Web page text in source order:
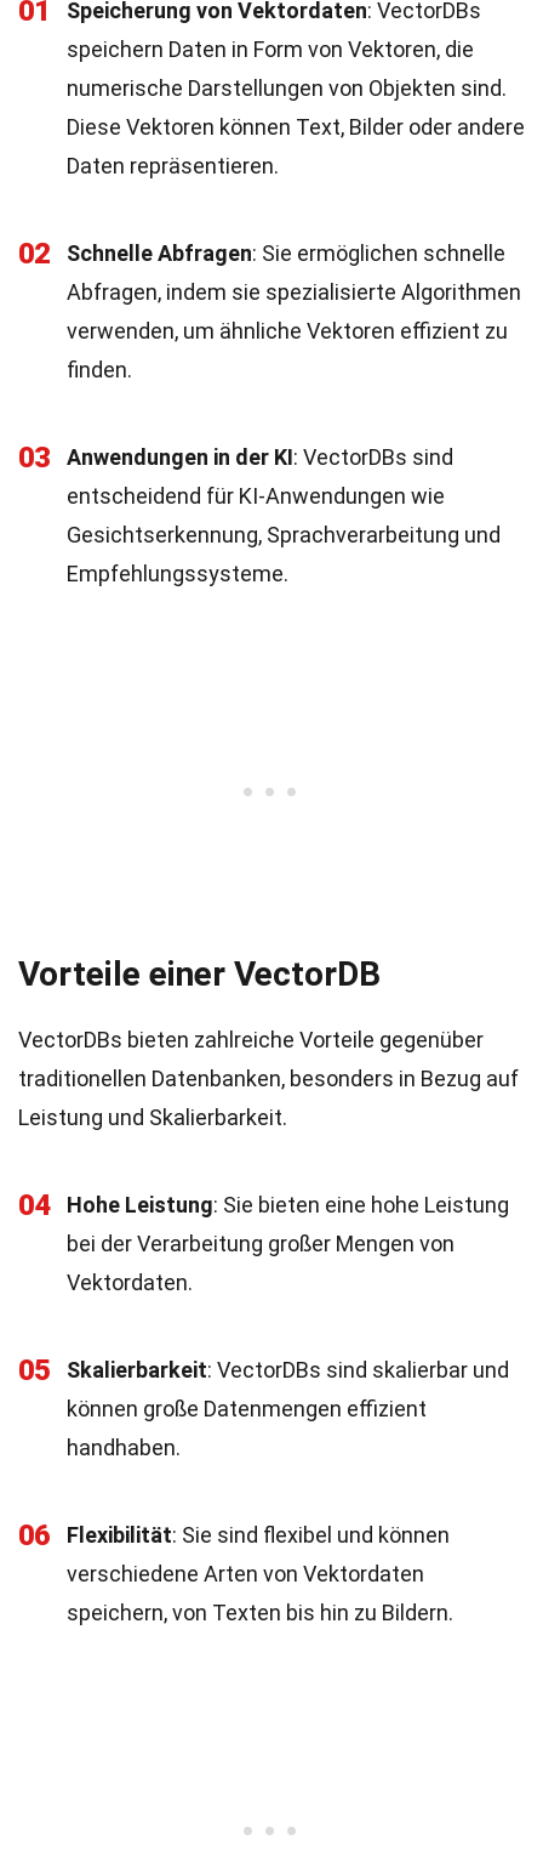
01 Speicherung von Vektordaten: VectorDBs
speichern Daten in Form von Vektoren, die
numerische Darstellungen von Objekten sind.
Diese Vektoren können Text, Bilder oder andere
Daten repräsentieren.
02 Schnelle Abfragen: Sie ermöglichen schnelle
Abfragen, indem sie spezialisierte Algorithmen
verwenden, um ähnliche Vektoren effizient zu
finden.
03 Anwendungen in der KI: VectorDBs sind
entscheidend für KI-Anwendungen wie
Gesichtserkennung, Sprachverarbeitung und
Empfehlungssysteme.
Vorteile einer VectorDB
VectorDBs bieten zahlreiche Vorteile gegenüber
traditionellen Datenbanken, besonders in Bezug auf
Leistung und Skalierbarkeit.
04 Hohe Leistung: Sie bieten eine hohe Leistung
bei der Verarbeitung großer Mengen von
Vektordaten.
05 Skalierbarkeit: VectorDBs sind skalierbar und
können große Datenmengen effizient
handhaben.
06 Flexibilität: Sie sind flexibel und können
verschiedene Arten von Vektordaten
speichern, von Texten bis hin zu Bildern.